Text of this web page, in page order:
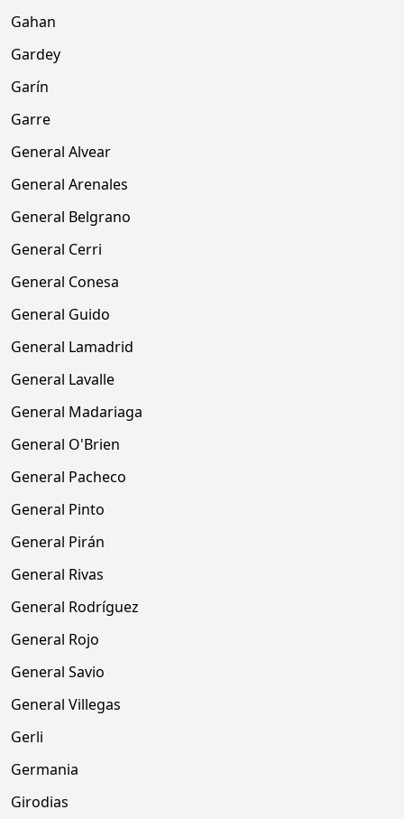
Gahan
Gardey
Garín
Garre
General Alvear
General Arenales
General Belgrano
General Cerri
General Conesa
General Guido
General Lamadrid
General Lavalle
General Madariaga
General O'Brien
General Pacheco
General Pinto
General Pirán
General Rivas
General Rodríguez
General Rojo
General Savio
General Villegas
Gerli
Germania
Girodias